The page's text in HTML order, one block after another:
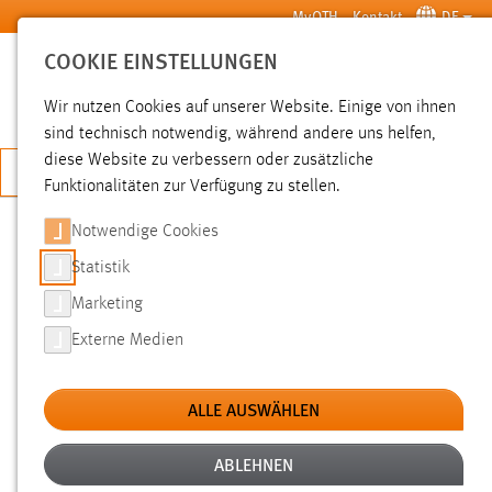
Zum Hauptinhalt springen MyOTH Kontakt DE
SUCHE
JETZT BEWERBEN
SUCHE
FILTER
Typ
Erstellungsdatum
COOKIE EINSTELLUNGEN
Wir nutzen Cookies auf unserer Website. Einige von ihnen
sind technisch notwendig, während andere uns helfen,
diese Website zu verbessern oder zusätzliche
Funktionalitäten zur Verfügung zu stellen.
Notwendige Cookies
Statistik
Marketing
Externe Medien
ALLE AUSWÄHLEN
ABLEHNEN